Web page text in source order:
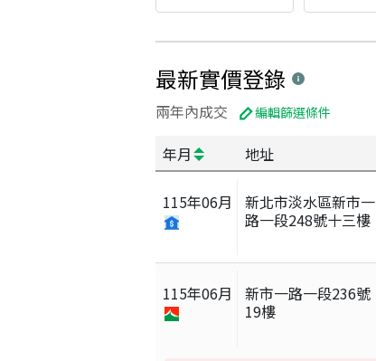
最新實價登錄
兩年內成交 編輯篩選條件
年月 地址
115年06月
新北市淡水區新市一
路一段248號十三樓
115年06月
新市一路一段236號
19樓